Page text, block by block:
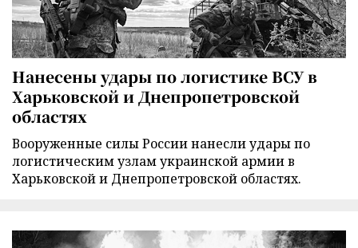
Нанесены удары по логистике ВСУ в
Харьковской и Днепропетровской
областях
Вооруженные силы России нанесли удары по
логистическим узлам украинской армии в
Харьковской и Днепропетровской областях.